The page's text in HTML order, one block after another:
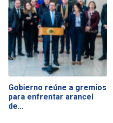
Gobierno reúne a gremios
para enfrentar arancel
de…